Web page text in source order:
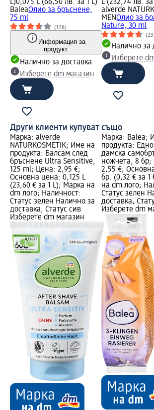
L)0,075 L (66,50 лв. за 1 L)
BaleaОлио за бръснене,
75 ml
(176)
Информация за
продукт
Налично за доставка
Изберете dm магазин
L (232,74 лв. за
alverde
MENОлио за
Nature, 30 ml
Налично за
Изберете
Други клиенти купуват също
Марка: alverde
NATURKOSMETIK; Име на
продукта: Балсам след
бръснене Ultra Sensitive,
125 ml; Цена: 2,95 €;
Основна цена: 0,125 L
(23,60 € за 1 L); Марка на
dm лого; Наличност:
Статус зелен Налично за
доставка, Статус сив
Изберете dm магазин
Марка: Balea;
продукта:
дамска
ножчета, 8 бр;
2,55 €;
бр. (0,32 € за
на dm лого;
Статус зелен
доставка,
Изберете dm